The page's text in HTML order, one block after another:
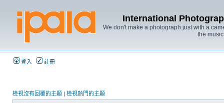
International
We don't make a photograph just with a
the
登入 註冊
檢視沒有回覆的主題 | 檢視熱門的主題